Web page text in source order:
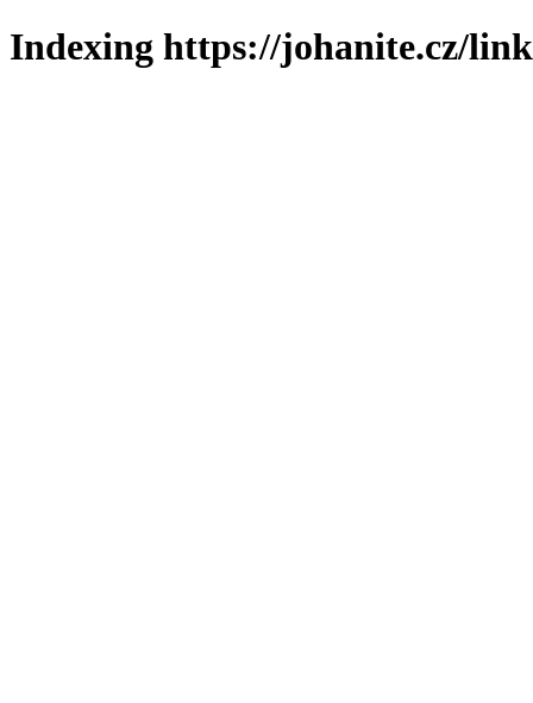
Indexing https://johanite.cz/